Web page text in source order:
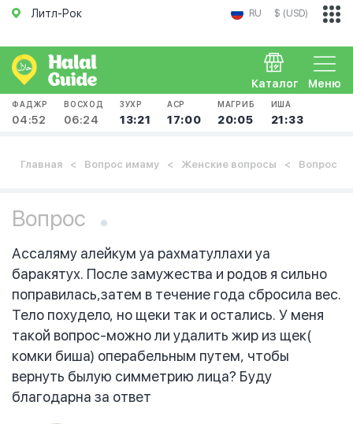
Литл-Рок RU $ (USD)
Меню
Каталог
ФАДЖР
04:52
ВОСХОД
06:24
ЗУХР
13:21
АСР
17:00
МАГРИБ
20:05
ИША
21:33
Главная Вопрос имаму Женские вопросы Вопрос
Вопрос
Ассаляму алейкум уа рахматуллахи уа
баракятух. После замужества и родов я сильно
поправилась,затем в течение года сбросила вес.
Тело похудело, но щеки так и остались. У меня
такой вопрос-можно ли удалить жир из щек(
комки биша) операбельным путем, чтобы
вернуть былую симметрию лица? Буду
благодарна за ответ